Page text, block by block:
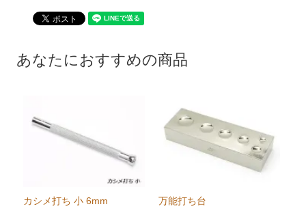
あなたにおすすめの商品
カシメ打ち 小 6mm 万能打ち台